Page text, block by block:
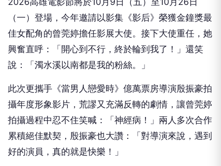
（一） 登場，今年邀請以影集《影后》 榮獲金鐘獎最
佳女配角的曾莞婷擔任影展大使。接下大使重任， 她
興奮直呼：「開心到不行，終於輪到我了！」還笑
說：「 濁水溪以南都是我的粉絲。」
此次更攜手《當男人戀愛時》 億萬票房導演殷振豪拍
攝年度形象影片，荒謬又充滿反轉的劇情， 讓曾莞婷
拍攝過程中忍不住笑喊：「神經病！」 兩人多次合作
累積絕佳默契，殷振豪也大讚：「對導演來說， 遇到
好的演員，真的就是快樂！」